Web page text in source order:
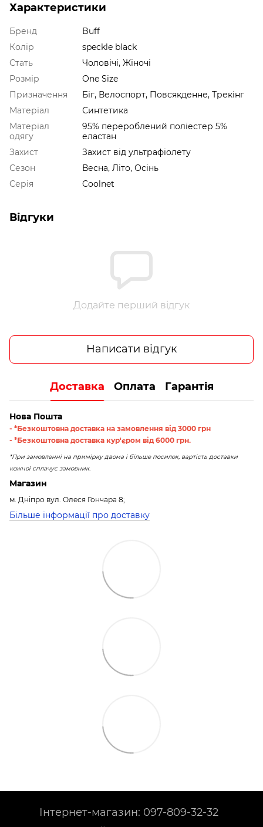
Характеристики
Бренд
Buff
Колір
speckle black
Стать
Чоловічі, Жіночі
Розмір
One Size
Призначення
Біг, Велоспорт, Повсякденне, Трекінг
Матеріал
Синтетика
Матеріал
одягу
95% перероблений поліестер 5%
еластан
Захист
Захист від ультрафіолету
Сезон
Весна, Літо, Осінь
Серія
Coolnet
Відгуки
Додайте перший відгук
Написати відгук
Доставка Оплата Гарантія
Нова Пошта
- *Безкоштовна доставка на замовлення від 3000 грн
- *Безкоштовна доставка кур'єром від 6000 грн.
*При замовленні на примірку двома і більше посилок, вартість доставки
кожної сплачує замовник.
Магазин
м. Дніпро вул. Олеся Гончара 8;
Більше інформації про доставку
Інтернет-магазин: 097-809-32-32